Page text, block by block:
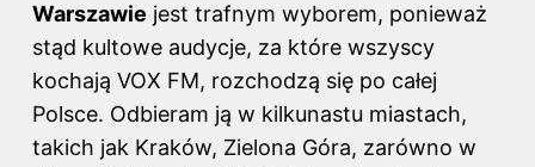
Warszawie jest trafnym wyborem, ponieważ
stąd kultowe audycje, za które wszyscy
kochają VOX FM, rozchodzą się po całej
Polsce. Odbieram ją w kilkunastu miastach,
takich jak Kraków, Zielona Góra, zarówno w